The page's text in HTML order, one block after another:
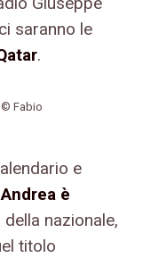
saranno le
.
© Fabio
e
Andrea è
nazionale,
titolo